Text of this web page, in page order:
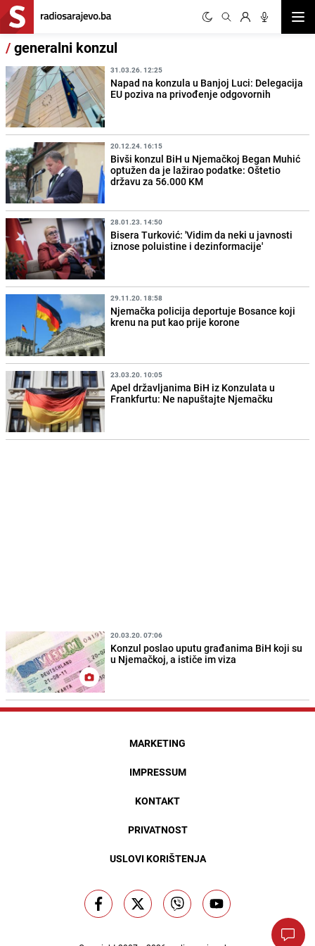
/generalni konzul
31.03.26. 12:25
Napad na konzula u Banjoj Luci: Delegacija
EU poziva na privođenje odgovornih
20.12.24. 16:15
Bivši konzul BiH u Njemačkoj Began Muhić
optužen da je lažirao podatke: Oštetio
državu za 56.000 KM
28.01.23. 14:50
Bisera Turković: 'Vidim da neki u javnosti
iznose poluistine i dezinformacije'
29.11.20. 18:58
Njemačka policija deportuje Bosance koji
krenu na put kao prije korone
23.03.20. 10:05
Apel državljanima BiH iz Konzulata u
Frankfurtu: Ne napuštajte Njemačku
20.03.20. 07:06
Konzul poslao uputu građanima BiH koji su
u Njemačkoj, a ističe im viza
MARKETING
IMPRESSUM
KONTAKT
PRIVATNOST
USLOVI KORIŠTENJA